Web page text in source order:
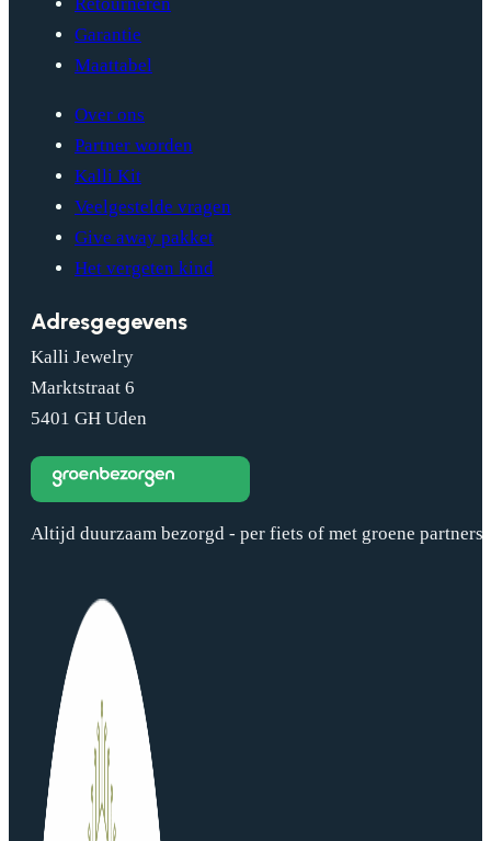
Retourneren
Garantie
Maattabel
Over ons
Partner worden
Kalli Kit
Veelgestelde vragen
Give away pakket
Het vergeten kind
Adresgegevens
Kalli Jewelry
Marktstraat 6
5401 GH Uden
Altijd duurzaam bezorgd - per fiets of met groene partners